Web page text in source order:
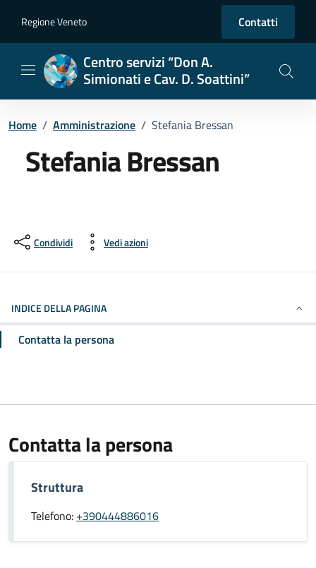
Regione Veneto Contatti
Centro servizi “Don A.
Simionati e Cav. D. Soattini”
Home / Amministrazione / Stefania Bressan
Stefania Bressan
Condividi Vedi azioni
INDICE DELLA PAGINA
Contatta la persona
Contatta la persona
Struttura
Telefono: +390444886016